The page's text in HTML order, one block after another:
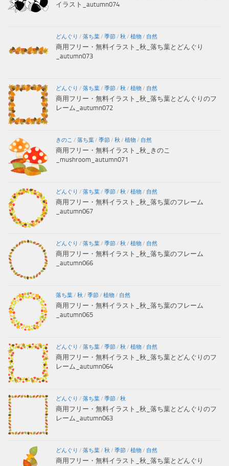
イラスト_autumn074
どんぐり / 落ち葉/ 季節/ 秋 / 植物/ 自然
商用フリー・無料イラスト_秋_落ち葉とどんぐり
_autumn073
どんぐり / 落ち葉/ 季節/ 秋 / 植物/ 自然
商用フリー・無料イラスト_秋_落ち葉とどんぐりのフ
レーム_autumn072
きのこ / 落ち葉/ 季節/ 秋 / 植物/ 自然
商用フリー・無料イラスト_秋_きのこ
_mushroom_autumn071
どんぐり / 落ち葉/ 季節/ 秋 / 植物/ 自然
商用フリー・無料イラスト_秋_落ち葉のフレーム
_autumn067
どんぐり / 落ち葉/ 季節/ 秋 / 植物/ 自然
商用フリー・無料イラスト_秋_落ち葉のフレーム
_autumn066
落ち葉/ 秋 / 季節/ 植物/ 自然
商用フリー・無料イラスト_秋_落ち葉のフレーム
_autumn065
どんぐり / 落ち葉/ 季節/ 秋 / 植物/ 自然
商用フリー・無料イラスト_秋_落ち葉とどんぐりのフ
レーム_autumn064
どんぐり / 落ち葉/ 季節/ 秋
商用フリー・無料イラスト_秋_落ち葉とどんぐりのフ
レーム_autumn063
どんぐり / 落ち葉/ 秋 / 季節/ 植物/ 自然
商用フリー・無料イラスト_秋_落ち葉とどんぐり